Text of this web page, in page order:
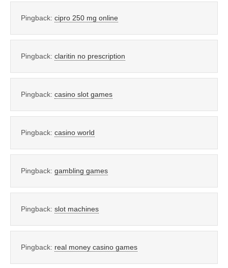
Pingback: cipro 250 mg online
Pingback: claritin no prescription
Pingback: casino slot games
Pingback: casino world
Pingback: gambling games
Pingback: slot machines
Pingback: real money casino games